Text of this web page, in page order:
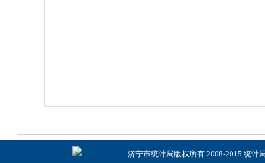
济宁市统计局版权所有 2008-2015 统计